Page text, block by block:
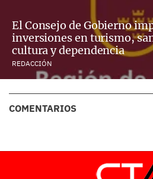
El Consejo de Gobierno
inversiones en turismo,
cultura y dependencia
REDACCIÓN
COMENTARIOS